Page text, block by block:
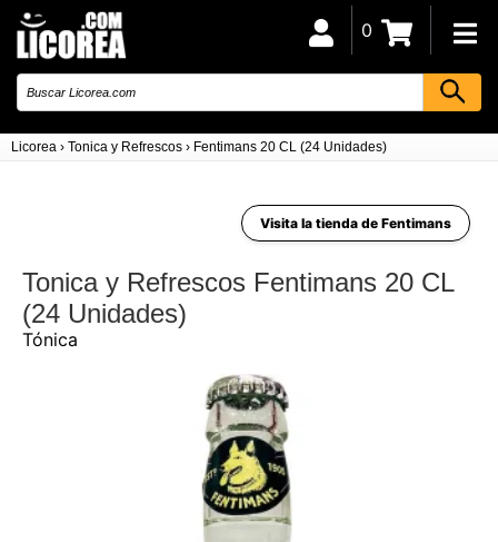
Licorea › Tonica y Refrescos › Fentimans 20 CL (24 Unidades)
0
Visita la tienda de Fentimans
Tonica y Refrescos Fentimans 20 CL
(24 Unidades)
Tónica